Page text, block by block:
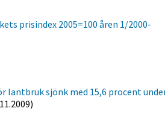
prisindex 2005=100 åren 1/2000-
lantbruk sjönk med 15,6 procent